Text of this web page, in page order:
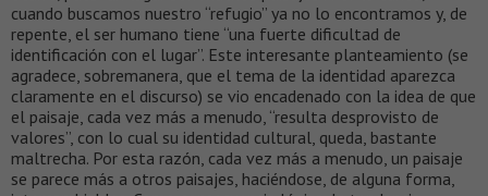
cuando buscamos nuestro “refugio” ya no lo encontramos y, de
repente, el ser humano tiene “una fuerte dificultad de
identificación con el lugar”. Este interesante planteamiento (se
agradece, sobremanera, que el tema de la identidad aparezca
claramente en el discurso) se vio encadenado con la idea de que
el paisaje, cada vez más a menudo, “resulta desprovisto de
valores”, con lo cual su identidad cultural, queda, bastante
maltrecha. Por esta razón, cada vez más a menudo, un paisaje
se parece más a otros paisajes, haciéndose, de alguna forma,